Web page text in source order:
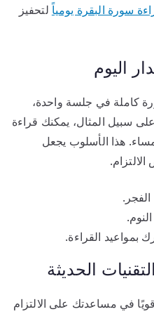
سورة البقرة يومياًلتحفيز
اليوم
كاملة في جلسة واحدة،
سبيل المثال، يمكنك قراءة
هذا الأسلوب يجعل
بمواعيد القراءة.
الحديثة
في مساعدتك على الالتزام